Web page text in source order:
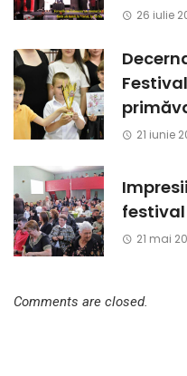
26 iulie
21 iunie
21 mai
Comments are closed.